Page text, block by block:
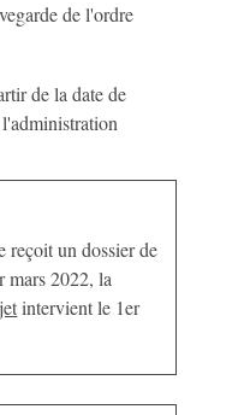
de l'ordre
de la date de
reçoit un dossier de
mars 2022, la
intervient le 1er